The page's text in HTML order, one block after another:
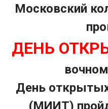
Московский
ДЕНЬ
в
День
(МИИТ)